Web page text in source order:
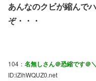
あんなのクビが縮んで
ぞ・・・
104： 名無しさん＠恐縮です＠
ID:iZihWQUZ0.net